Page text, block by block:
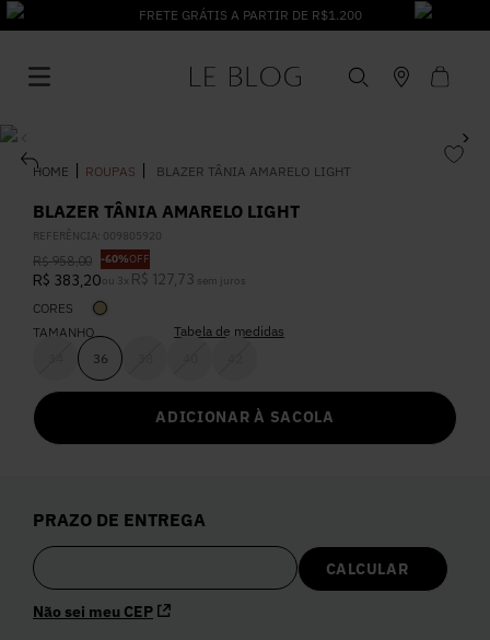
FRETE GRÁTIS A PARTIR DE R$1.200
ROUPAS BLAZER TÂNIA AMARELO LIGHT
BLAZER TÂNIA AMARELO LIGHT
REFERÊNCIA: 009805920
R$ 958,00 -60%OFF
R$ 383,20 ou 3 x R$ 127 73 sem juros
CORES
TAMANHO
36
Tabela de medidas
ADICIONAR À SACOLA
PRAZO DE ENTREGA
Não sei meu CEP
1 º Vestido
2 Roupas
º Jeans
4º Blusa
5º Calça